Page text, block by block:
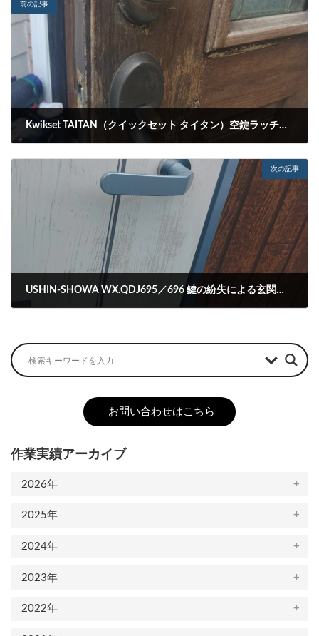
前の記事
Kwikset TAITAN（クイックセット タイタン）空錠ラッチボルト（10191－001）動作不良による分解修理
次の記事
USHIN-SHOWA WX.QDJ695／696 鍵の紛失による玄関解錠
お問い合わせはこちら
作業実績アーカイブ
2026年
2025年
2024年
2023年
2022年